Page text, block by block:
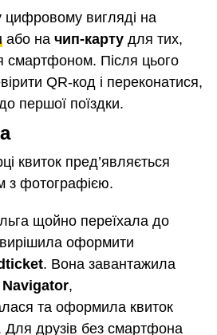
цифровому вигляді на
або на чип-карту для тих,
смартфоном. Після цього
QR-код і переконатися,
першої поїздки.
квиток пред’являється
з фотографією.
щойно переїхала до
вирішила оформити
. Вона завантажила
Navigator,
та оформила квиток
друзів без смартфона